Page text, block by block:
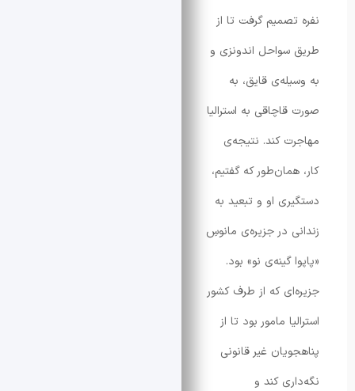
گرفت تا از
اندونزی و
قایق، به
به استرالیا
کند. نتیجه‌ی
که گفتیم،
او و تبعید به
در جزیره‌ی مانوسِ
گینه‌ی نو» بود.
که از طرف کشور
مامور بود تا از
غیر قانونی
کند و